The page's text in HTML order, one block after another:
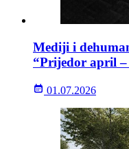
Mediji i
“Prijedor april –
01.07.2026